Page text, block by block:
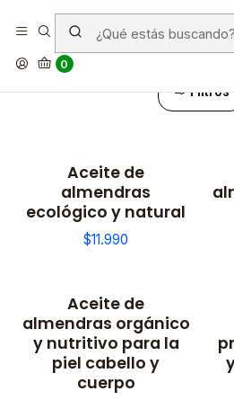
0
Corporal
Filtros
Aceite de
almendras
ecológico y natural
$11.990
Aceite de
almendras orgánico
y nutritivo para la
piel cabello y
cuerpo